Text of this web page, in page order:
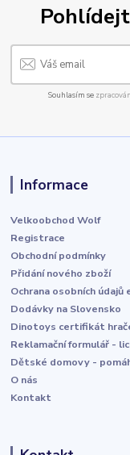
Souhlasím se
Informace
Velkoobchod Wolf
Registrace
Obchodní podmínky
Přidání nového zboží
Ochrana osobních údajů
Dodávky na Slovensko
Dinotoys certifikát
Reklamační formulář -
Dětské domovy -
O nás
Kontakt